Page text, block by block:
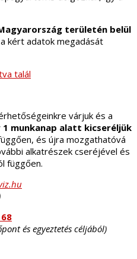
területén belül
kért adatok megadását
talál
várjuk és a
1 munkanap alatt kicseréljük
és újra mozgathatóvá
alkatrészek cseréjével és
függően.
és egyeztetés céljából)